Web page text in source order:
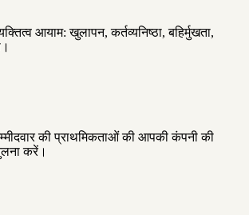
आयाम: खुलापन, कर्तव्यनिष्ठा, बहिर्मुखता,
की प्राथमिकताओं की आपकी कंपनी की
करें।